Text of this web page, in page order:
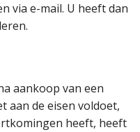
via e-mail. U heeft dan
aankoop van een
aan de eisen voldoet,
heeft, heeft